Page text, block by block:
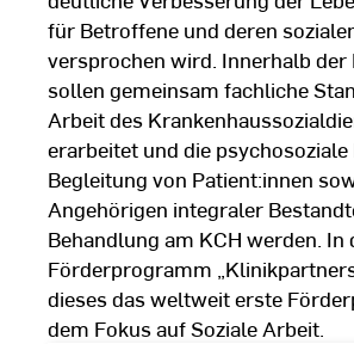
für Betroffene und deren
versprochen wird. Innerhalb
sollen gemeinsam fachliche
Arbeit des
erarbeitet und die
Begleitung von Patient:innen
Angehörigen integraler
Behandlung am KCH werden. In
Förderprogramm
dieses das weltweit erste
dem Fokus auf Soziale Arbeit.